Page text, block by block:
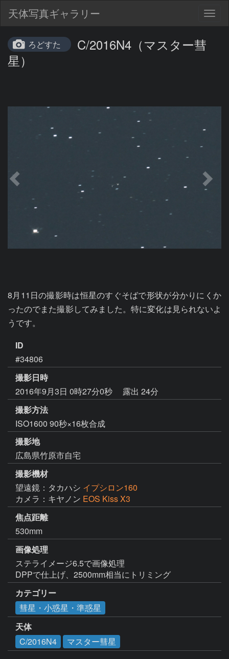
天体写真ギャラリー
ろどすた
C/2016N4（マスター彗
星）
8月11日の撮影時は恒星のすぐそばで形状が分かりにくか
ったのでまた撮影してみました。特に変化は見られないよ
うです。
ID
#34806
撮影日時
2016年9月3日 0時27分0秒
露出 24分
撮影方法
ISO1600 90秒×16枚合成
撮影地
広島県竹原市自宅
撮影機材
望遠鏡：タカハシ イプシロン160
カメラ：キヤノン EOS Kiss X3
焦点距離
530mm
画像処理
ステライメージ6.5で画像処理
DPPで仕上げ、2500mm相当にトリミング
カテゴリー
彗星・小惑星・準惑星
天体
C/2016N4
マスター彗星